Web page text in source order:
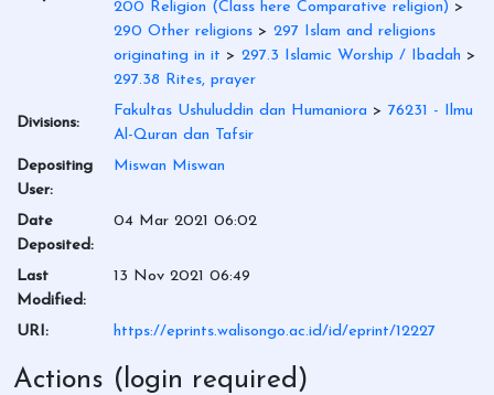
200 Religion (Class here Comparative religion) >
290 Other religions > 297 Islam and religions
originating in it > 297.3 Islamic Worship / Ibadah >
297.38 Rites, prayer
Divisions:
Fakultas Ushuluddin dan Humaniora > 76231 - Ilmu
Al-Quran dan Tafsir
Depositing
User:
Miswan Miswan
Date
Deposited:
04 Mar 2021 06:02
Last
Modified:
13 Nov 2021 06:49
URI: https://eprints.walisongo.ac.id/id/eprint/12227
Actions (login required)